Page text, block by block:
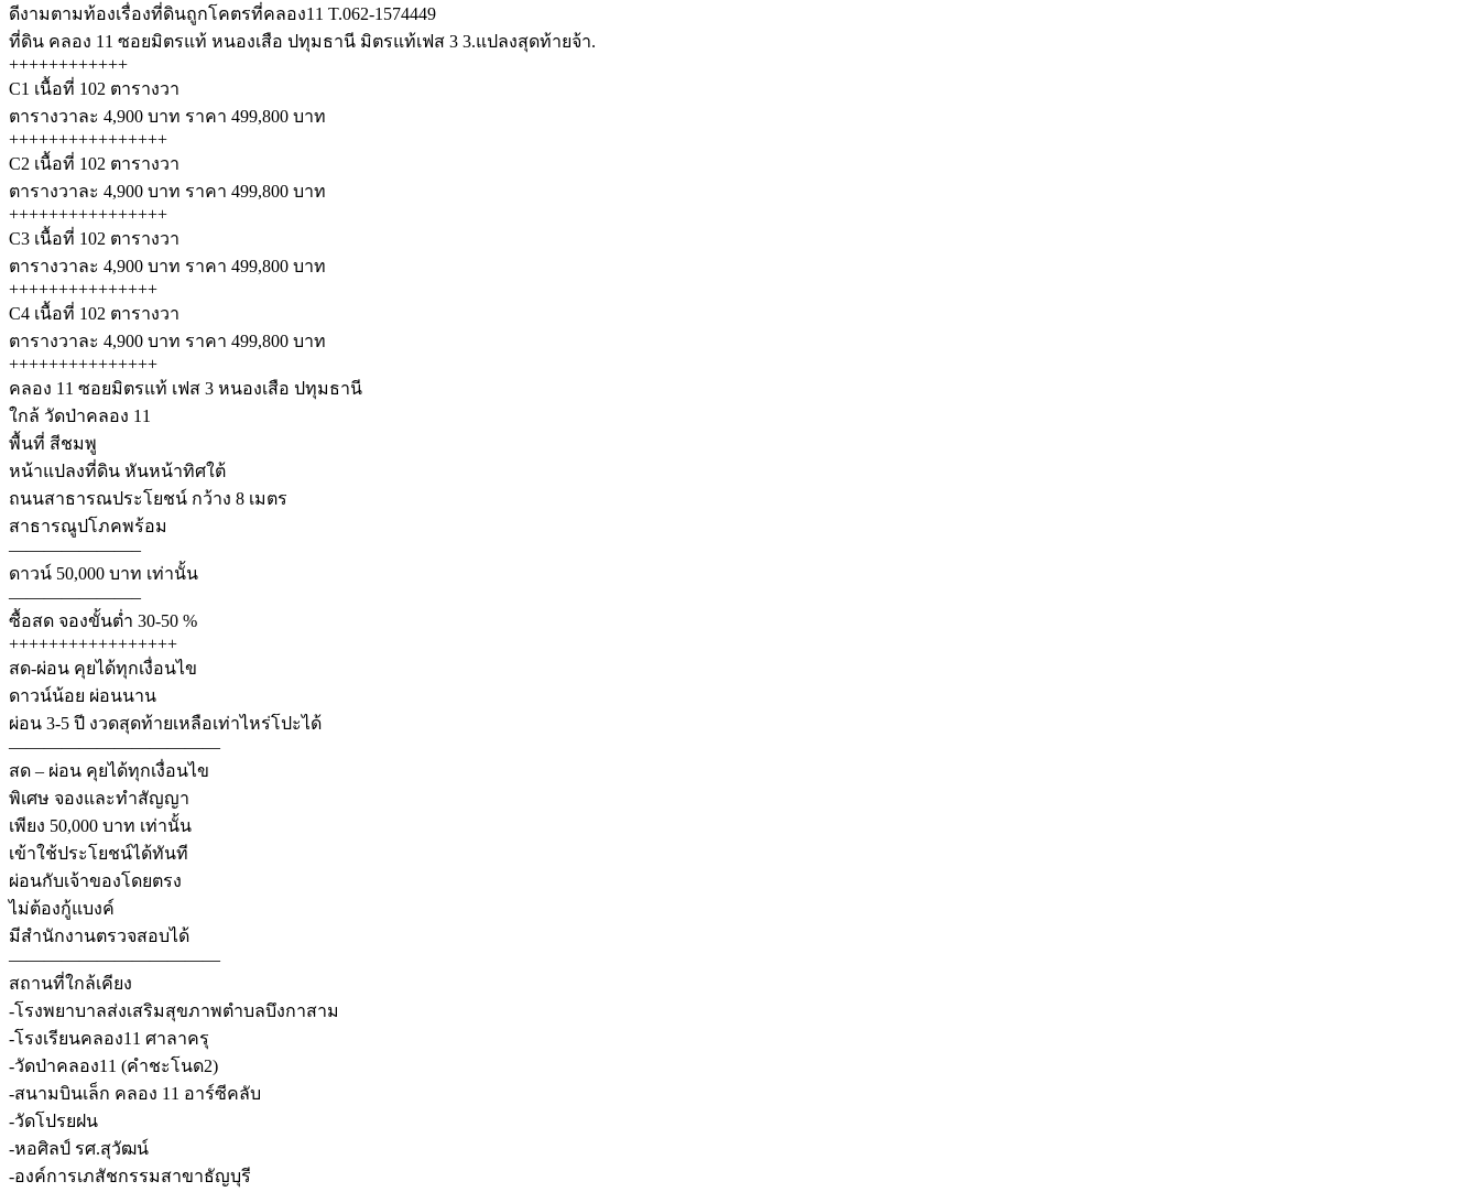
ดีงามตามท้องเรื่องที่ดินถูกโคตรที่คลอง11 T.062-1574449
ที่ดิน คลอง 11 ซอยมิตรแท้ หนองเสือ ปทุมธานี มิตรแท้เฟส 3 3.แปลงสุดท้ายจ้า.
++++++++++++
C1 เนื้อที่ 102 ตารางวา
ตารางวาละ 4,900 บาท ราคา 499,800 บาท
++++++++++++++++
C2 เนื้อที่ 102 ตารางวา
ตารางวาละ 4,900 บาท ราคา 499,800 บาท
++++++++++++++++
C3 เนื้อที่ 102 ตารางวา
ตารางวาละ 4,900 บาท ราคา 499,800 บาท
+++++++++++++++
C4 เนื้อที่ 102 ตารางวา
ตารางวาละ 4,900 บาท ราคา 499,800 บาท
+++++++++++++++
คลอง 11 ซอยมิตรแท้ เฟส 3 หนองเสือ ปทุมธานี
ใกล้ วัดป่าคลอง 11
พื้นที่ สีชมพู
หน้าแปลงที่ดิน หันหน้าทิศใต้
ถนนสาธารณประโยชน์ กว้าง 8 เมตร
สาธารณูปโภคพร้อม
———————–
ดาวน์ 50,000 บาท เท่านั้น
———————–
ซื้อสด จองขั้นต่ำ 30-50 %
+++++++++++++++++
สด-ผ่อน คุยได้ทุกเงื่อนไข
ดาวน์น้อย ผ่อนนาน
ผ่อน 3-5 ปี งวดสุดท้ายเหลือเท่าไหร่โปะได้
————————————
สด – ผ่อน คุยได้ทุกเงื่อนไข
พิเศษ จองและทำสัญญา
เพียง 50,000 บาท เท่านั้น
เข้าใช้ประโยชน์ได้ทันที
ผ่อนกับเจ้าของโดยตรง
ไม่ต้องกู้แบงค์
มีสำนักงานตรวจสอบได้
————————————
สถานที่ใกล้เคียง
-โรงพยาบาลส่งเสริมสุขภาพตำบลบึงกาสาม
-โรงเรียนคลอง11 ศาลาครุ
-วัดป่าคลอง11 (คำชะโนด2)
-สนามบินเล็ก คลอง 11 อาร์ซีคลับ
-วัดโปรยฝน
-หอศิลป์ รศ.สุวัฒน์
-องค์การเภสัชกรรมสาขาธัญบุรี